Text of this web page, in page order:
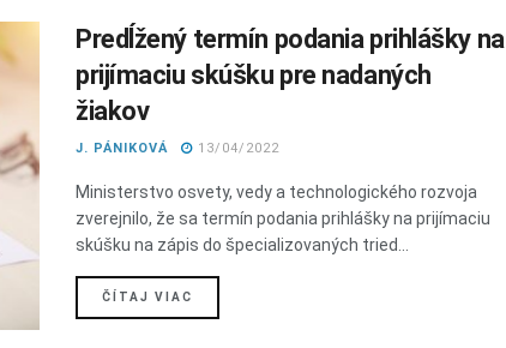
Predĺžený termín podania prihlášky na
prijímaciu skúšku pre nadaných
žiakov
J. PÁNIKOVÁ 13/04/2022
Ministerstvo osvety, vedy a technologického rozvoja
zverejnilo, že sa termín podania prihlášky na prijímaciu
skúšku na zápis do špecializovaných tried...
ČÍTAJ VIAC